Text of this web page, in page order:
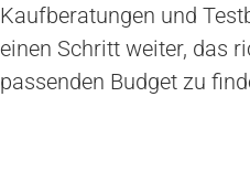
Kaufberatungen und
einen Schritt weiter, das
passenden Budget zu